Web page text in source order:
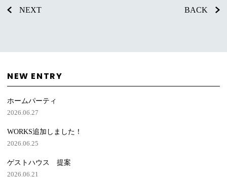
NEXT BACK
NEW ENTRY
ホームパーティ
2026.06.27
WORKS追加しました！
2026.06.25
ゲストハウス 提案
2026.06.21